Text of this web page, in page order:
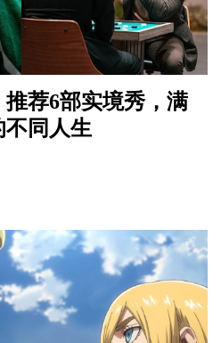
推荐6部实境秀，满
不同人生